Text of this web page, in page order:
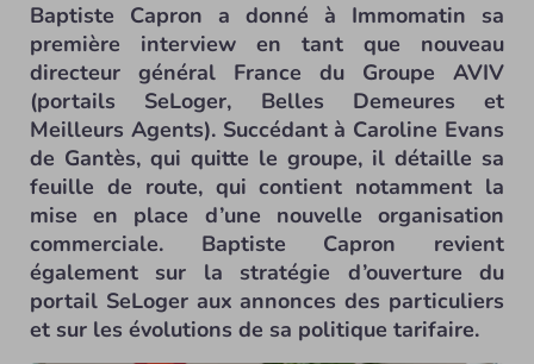
Baptiste Capron a donné à Immomatin sa
première interview en tant que nouveau
directeur général France du Groupe AVIV
(portails SeLoger, Belles Demeures et
Meilleurs Agents). Succédant à Caroline Evans
de Gantès, qui quitte le groupe, il détaille sa
feuille de route, qui contient notamment la
mise en place d’une nouvelle organisation
commerciale. Baptiste Capron revient
également sur la stratégie d’ouverture du
portail SeLoger aux annonces des particuliers
et sur les évolutions de sa politique tarifaire.